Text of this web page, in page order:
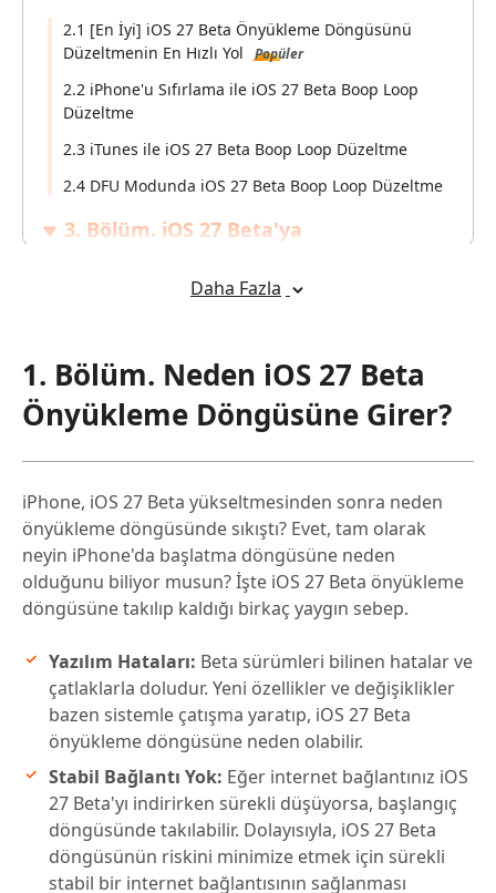
2.1 [En İyi] iOS 27 Beta Önyükleme Döngüsünü
Düzeltmenin En Hızlı Yol
Popüler
2.2 iPhone'u Sıfırlama ile iOS 27 Beta Boop Loop
Düzeltme
2.3 iTunes ile iOS 27 Beta Boop Loop Düzeltme
2.4 DFU Modunda iOS 27 Beta Boop Loop Düzeltme
3. Bölüm. iOS 27 Beta'ya
Döngüsünden Kurtarırız?
Döngüsü Hakkında Sorular
Daha Fazla
1. Bölüm. Neden iOS 27 Beta
Önyükleme Döngüsüne Girer?
iPhone, iOS 27 Beta yükseltmesinden sonra neden
önyükleme döngüsünde sıkıştı? Evet, tam olarak
neyin iPhone'da başlatma döngüsüne neden
olduğunu biliyor musun? İşte iOS 27 Beta önyükleme
döngüsüne takılıp kaldığı birkaç yaygın sebep.
Yazılım Hataları: Beta sürümleri bilinen hatalar ve
çatlaklarla doludur. Yeni özellikler ve değişiklikler
bazen sistemle çatışma yaratıp, iOS 27 Beta
önyükleme döngüsüne neden olabilir.
Stabil Bağlantı Yok: Eğer internet bağlantınız iOS
27 Beta'yı indirirken sürekli düşüyorsa, başlangıç
döngüsünde takılabilir. Dolayısıyla, iOS 27 Beta
döngüsünün riskini minimize etmek için sürekli
stabil bir internet bağlantısının sağlanması